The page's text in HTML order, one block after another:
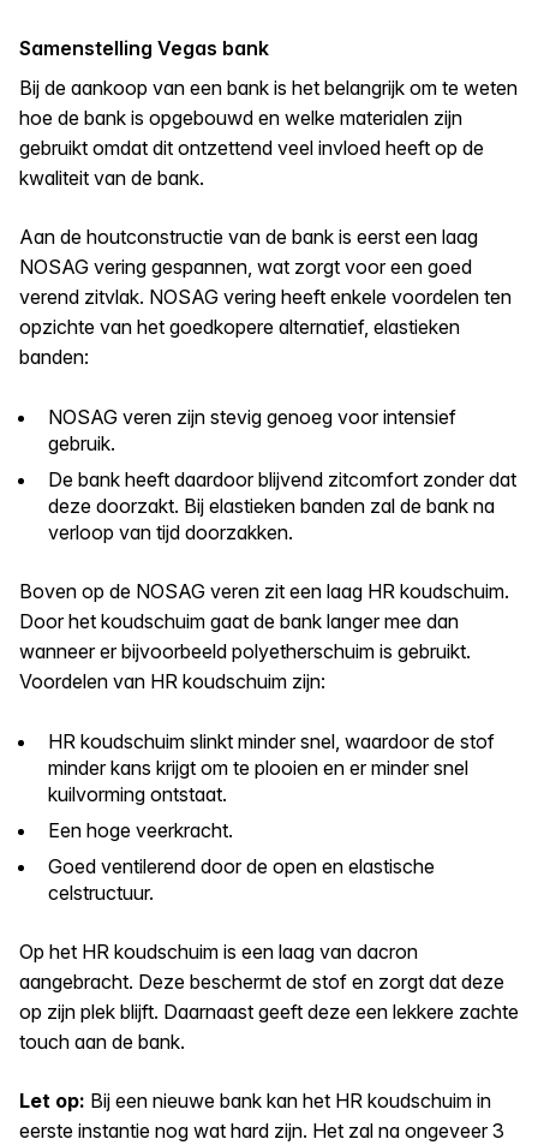
Samenstelling Vegas bank
Bij de aankoop van een bank is het belangrijk om te weten
hoe de bank is opgebouwd en welke materialen zijn
gebruikt omdat dit ontzettend veel invloed heeft op de
kwaliteit van de bank.
Aan de houtconstructie van de bank is eerst een laag
NOSAG vering gespannen, wat zorgt voor een goed
verend zitvlak. NOSAG vering heeft enkele voordelen ten
opzichte van het goedkopere alternatief, elastieken
banden:
NOSAG veren zijn stevig genoeg voor intensief
gebruik.
De bank heeft daardoor blijvend zitcomfort zonder dat
deze doorzakt. Bij elastieken banden zal de bank na
verloop van tijd doorzakken.
Boven op de NOSAG veren zit een laag HR koudschuim.
Door het koudschuim gaat de bank langer mee dan
wanneer er bijvoorbeeld polyetherschuim is gebruikt.
Voordelen van HR koudschuim zijn:
HR koudschuim slinkt minder snel, waardoor de stof
minder kans krijgt om te plooien en er minder snel
kuilvorming ontstaat.
Een hoge veerkracht.
Goed ventilerend door de open en elastische
celstructuur.
Op het HR koudschuim is een laag van dacron
aangebracht. Deze beschermt de stof en zorgt dat deze
op zijn plek blijft. Daarnaast geeft deze een lekkere zachte
touch aan de bank.
Let op: Bij een nieuwe bank kan het HR koudschuim in
eerste instantie nog wat hard zijn. Het zal na ongeveer 3